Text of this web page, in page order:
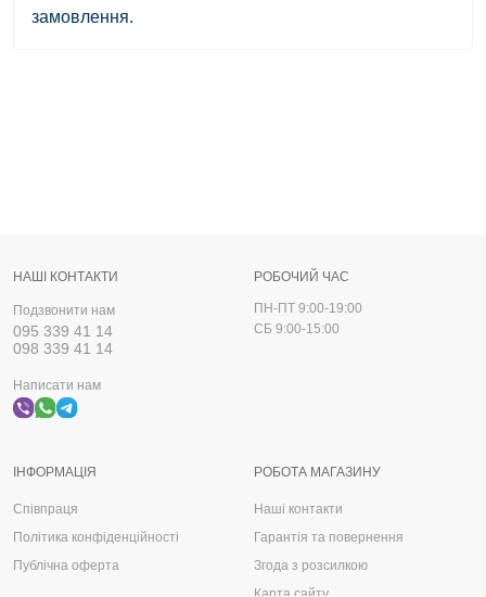
замовлення.
НАШІ КОНТАКТИ
Подзвонити нам
095 339 41 14
098 339 41 14
Написати нам
РОБОТА МАГАЗИНУ
Наші контакти
Гарантія та повернення
Згода з розсилкою
Карта сайту
ІНФОРМАЦІЯ
Співпраця
Політика конфіденційності
Публічна оферта
РОБОЧИЙ ЧАС
ПН-ПТ 9:00-19:00
СБ 9:00-15:00